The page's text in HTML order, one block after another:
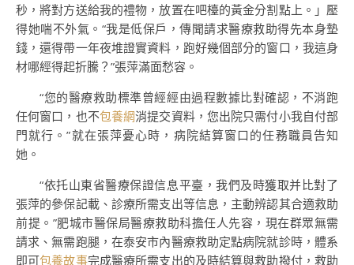
秒，將對方送給我的禮物，放置在吧檯的黃金分割點上。」壓
得她喘不外氣。“我是低保戶，傳聞請求醫療救助得先本身墊
錢，還得帶一年夜堆證實資料，跑好幾個部分的窗口，我這身
材哪經得起折騰？”張萍滿面愁容。
“您的醫療救助標準曾經經由過程數據比對確認，不消跑
任何窗口，也不包養網消提交資料，您出院只需付小我自付部
門就行。”就在張萍憂心時，病院結算窗口的任務職員告知
她。
“依托山東省醫療保證信息平臺，我們及時獲取并比對了
張萍的參保記載、診療所需支出等信息，主動辨認其合適救助
前提。”肥城市醫保局醫療救助科擔任人先容，現在群眾無需
請求、無需跑腿，在泰安市內醫療救助定點病院就診時，體系
即可包養故事完成醫療所需支出的及時結算與救助撥付，救助